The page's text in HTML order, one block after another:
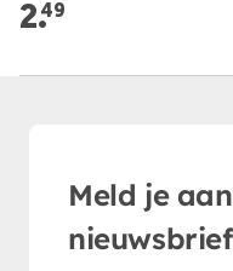
2.49
Meld je
nieuwsbrief